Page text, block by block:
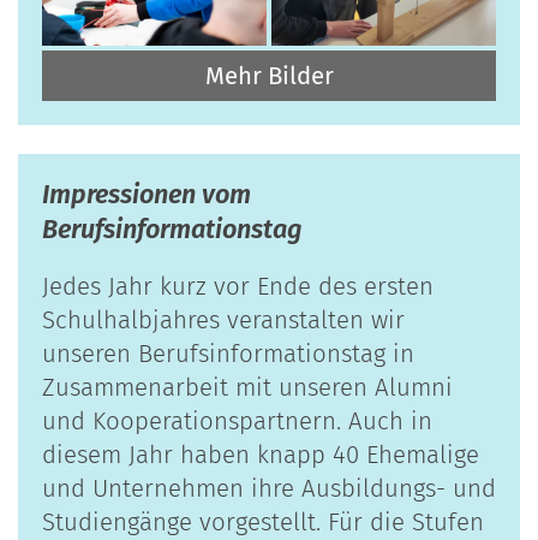
Mehr Bilder
Impressionen vom
Berufsinformationstag
Jedes Jahr kurz vor Ende des ersten
Schulhalbjahres veranstalten wir
unseren Berufsinformationstag in
Zusammenarbeit mit unseren Alumni
und Kooperationspartnern. Auch in
diesem Jahr haben knapp 40 Ehemalige
und Unternehmen ihre Ausbildungs- und
Studiengänge vorgestellt. Für die Stufen